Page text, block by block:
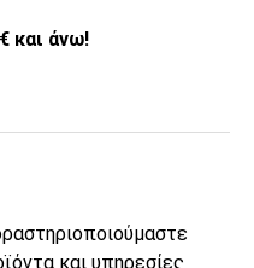
και άνω!
και υπηρεσίες